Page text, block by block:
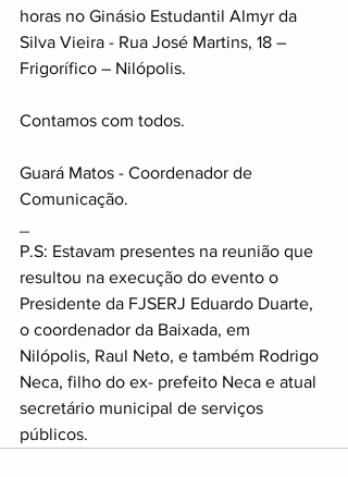
horas no Ginásio Estudantil Almyr da
Silva Vieira - Rua José Martins, 18 –
Frigorífico – Nilópolis.
Contamos com todos.
Guará Matos - Coordenador de
Comunicação.
P.S: Estavam presentes na reunião que
resultou na execução do evento o
Presidente da FJSERJ Eduardo Duarte,
o coordenador da Baixada, em
Nilópolis, Raul Neto, e também Rodrigo
Neca, filho do ex- prefeito Neca e atual
secretário municipal de serviços
públicos.